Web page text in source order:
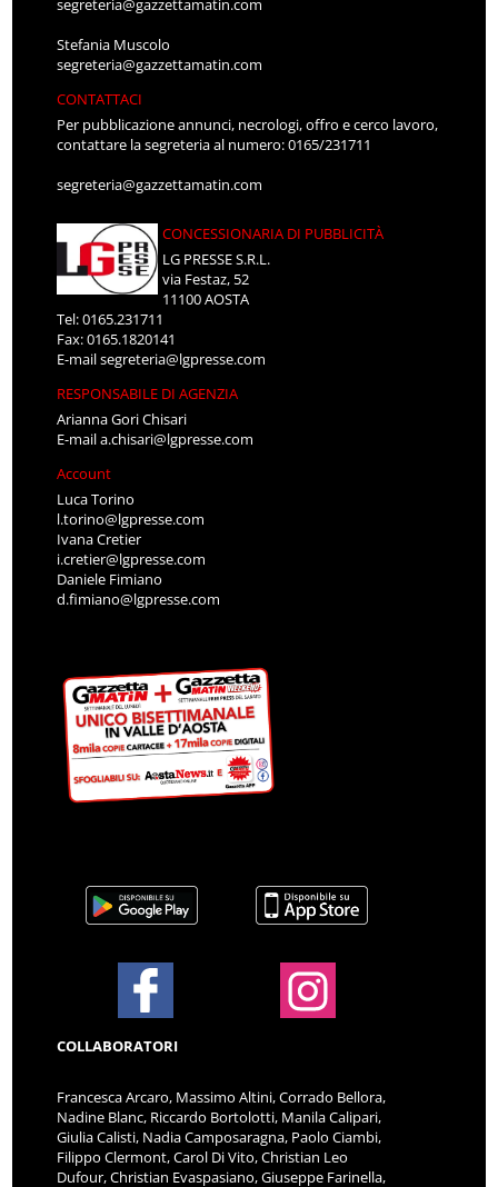
segreteria@gazzettamatin.com
Stefania Muscolo
segreteria@gazzettamatin.com
CONTATTACI
Per pubblicazione annunci, necrologi, offro e cerco lavoro,
contattare la segreteria al numero: 0165/231711
segreteria@gazzettamatin.com
CONCESSIONARIA DI PUBBLICITÀ
LG PRESSE S.R.L.
via Festaz, 52
11100 AOSTA
Tel: 0165.231711
Fax: 0165.1820141
E-mailsegreteria@lgpresse.com
RESPONSABILE DI AGENZIA
Arianna Gori Chisari
E-maila.chisari@lgpresse.com
Account
Luca Torino
l.torino@lgpresse.com
Ivana Cretier
i.cretier@lgpresse.com
Daniele Fimiano
d.fimiano@lgpresse.com
COLLABORATORI
Francesca Arcaro, Massimo Altini, Corrado Bellora,
Nadine Blanc, Riccardo Bortolotti, Manila Calipari,
Giulia Calisti, Nadia Camposaragna, Paolo Ciambi,
Filippo Clermont, Carol Di Vito, Christian Leo
Dufour, Christian Evaspasiano, Giuseppe Farinella,